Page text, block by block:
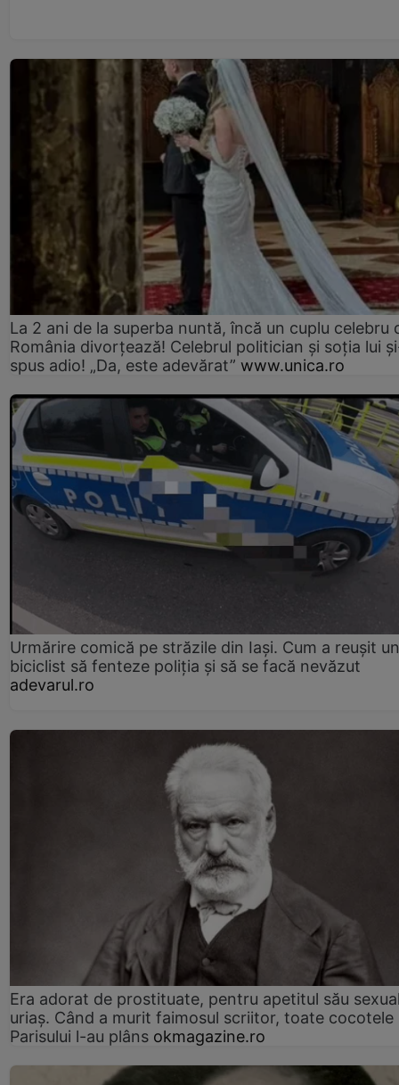
La 2 ani de la superba nuntă, încă un cuplu celebru
România divorțează! Celebrul politician și soția lui
spus adio! „Da, este adevărat” www.unica.ro
Urmărire comică pe străzile din Iași. Cum a reușit un
biciclist să fenteze poliția și să se facă nevăzut
adevarul.ro
Era adorat de prostituate, pentru apetitul său
uriaș. Când a murit faimosul scriitor, toate cocotele
Parisului l-au plâns okmagazine.ro